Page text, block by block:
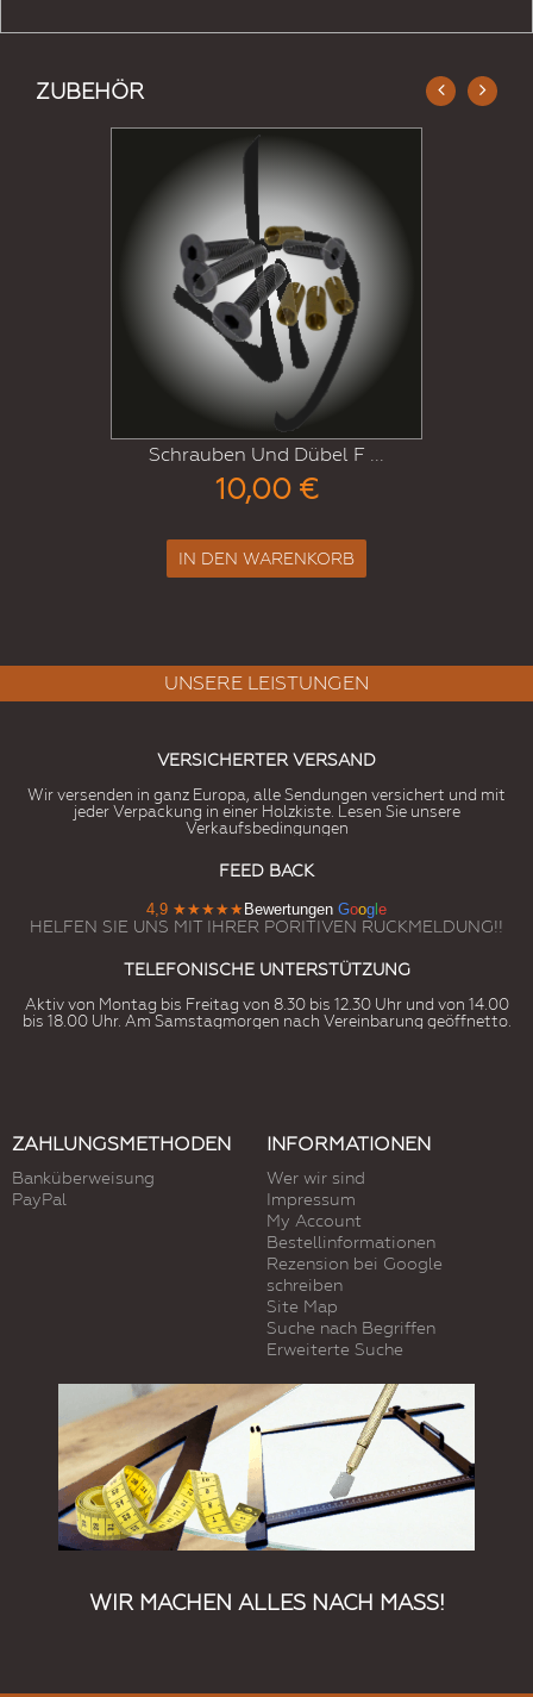
ZUBEHÖR
Schrauben Und Dübel F ...
10,00 €
IN DEN WARENKORB
UNSERE LEISTUNGEN
VERSICHERTER VERSAND
Wir versenden in ganz Europa, alle Sendungen versichert und mit
jeder Verpackung in einer Holzkiste. Lesen Sie unsere
Verkaufsbedingungen
FEED BACK
4,9 ★★★★★ Bewertungen Goog e
HELFEN SIE UNS MIT IHRER PORITIVEN RUCKMELDUNG!!
TELEFONISCHE UNTERSTÜTZUNG
Aktiv von Montag bis Freitag von 8.30 bis 12.30 Uhr und von 14.00
bis 18.00 Uhr. Am Samstagmorgen nach Vereinbarung geöffnetto.
ZAHLUNGSMETHODEN
Banküberweisung
PayPal
INFORMATIONEN
Wer wir sind
Impressum
My Account
Bestellinformationen
Rezension bei Google
schreiben
Site Map
Suche nach Begriffen
Erweiterte Suche
WIR MACHEN ALLES NACH MASS!